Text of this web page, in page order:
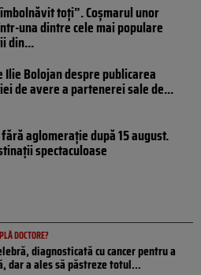
toți”. Coșmarul unor
una dintre cele mai populare
din...
Ilie Bolojan despre publicarea
de avere a partenerei sale de...
aglomerație după 15 august.
spectaculoase
DOCTORE?
diagnosticată cu cancer pentru a
dar a ales să păstreze totul...